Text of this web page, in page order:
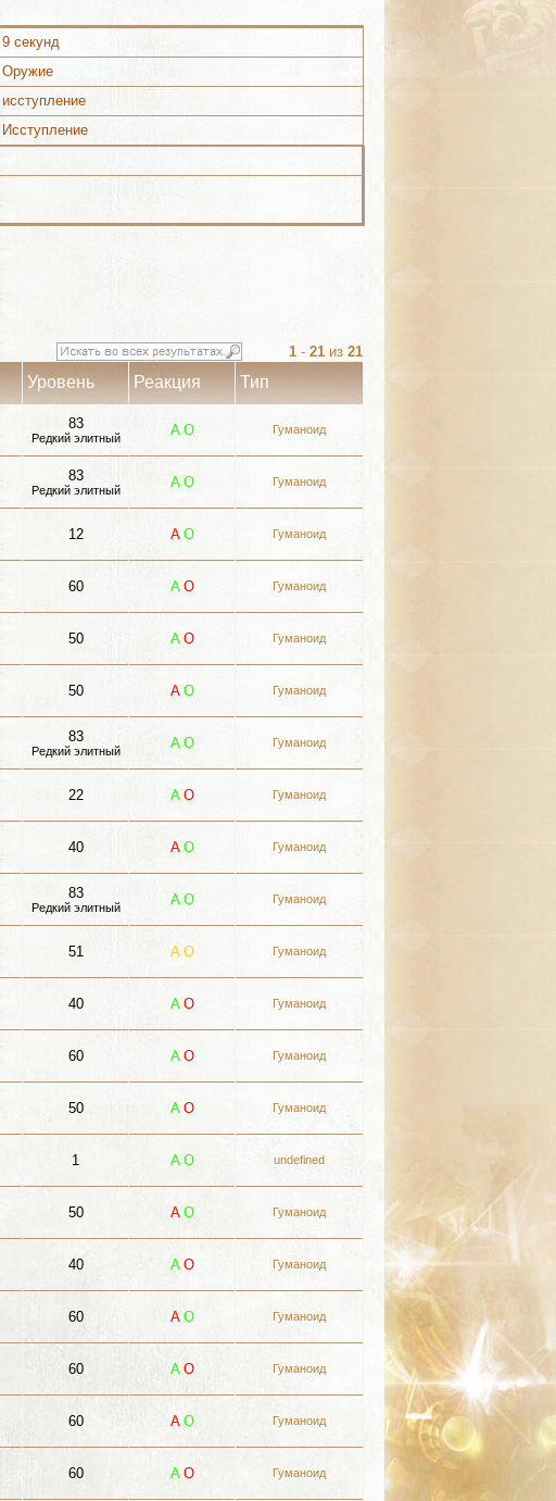
9 секунд
Оружие
исступление
Исступление
1 - 21 из 21
Уровень Реакция Тип
83
Редкий элитный A О Гуманоид
83
Редкий элитный A О Гуманоид
12 A О Гуманоид
60 A О Гуманоид
50 A О Гуманоид
50 A О Гуманоид
83
Редкий элитный A О Гуманоид
22 A О Гуманоид
40 A О Гуманоид
83
Редкий элитный A О Гуманоид
51 A О Гуманоид
40 A О Гуманоид
60 A О Гуманоид
50 A О Гуманоид
1 A О undefined
50 A О Гуманоид
40 A О Гуманоид
60 A О Гуманоид
60 A О Гуманоид
60 A О Гуманоид
60 A О Гуманоид